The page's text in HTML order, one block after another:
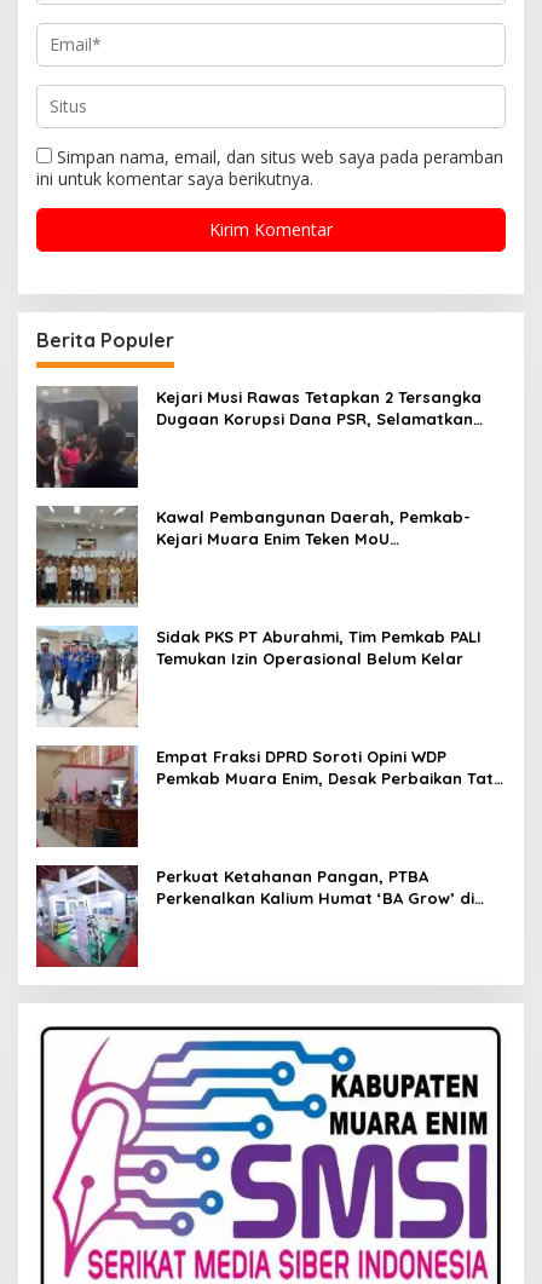
Simpan nama, email, dan situs web saya pada peramban
ini untuk komentar saya berikutnya.
Berita Populer
Kejari Musi Rawas Tetapkan 2 Tersangka
Dugaan Korupsi Dana PSR, Selamatkan
Kawal Pembangunan Daerah, Pemkab-
Kejari Muara Enim Teken MoU
Sidak PKS PT Aburahmi, Tim Pemkab PALI
Temukan Izin Operasional Belum Kelar
Empat Fraksi DPRD Soroti Opini WDP
Pemkab Muara Enim, Desak Perbaikan Tata
Perkuat Ketahanan Pangan, PTBA
Perkenalkan Kalium Humat ‘BA Grow’ di